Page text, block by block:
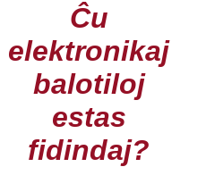
Ĉu
elektronikaj
balotiloj
estas
fidindaj?